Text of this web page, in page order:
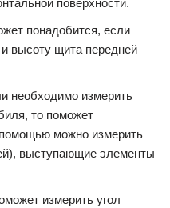
поверхности.
понадобится, если
высоту щита передней
необходимо измерить
то поможет
можно измерить
выступающие элементы
измерить угол